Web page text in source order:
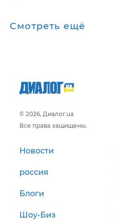
Смотреть ещё
© 2026, Диалог.ua
Все права защищены.
Новости
россия
Блоги
Шоу-Биз